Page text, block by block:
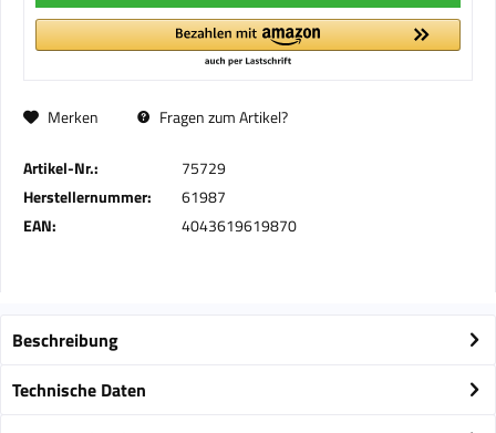
Merken Fragen zum Artikel?
Artikel-Nr.:
75729
Herstellernummer:
61987
EAN:
4043619619870
Beschreibung
Technische Daten